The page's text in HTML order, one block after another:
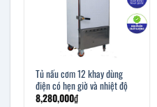
Tủ nấu cơm 12 khay dùng
điện có hẹn giờ và nhiệt độ
8,280,000₫